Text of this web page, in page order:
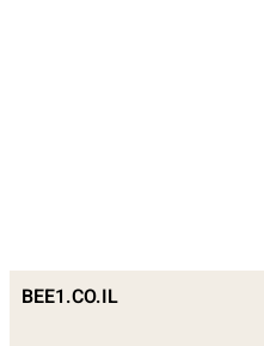
BEE1.CO.IL